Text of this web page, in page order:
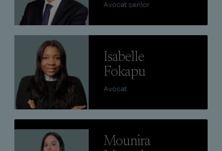
Avocat senior
Isabelle
Fokapu
Avocat
Mounira